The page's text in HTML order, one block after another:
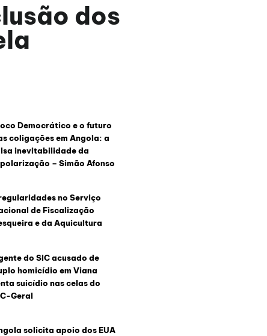
dos
Democrático e o futuro
coligações em Angola: a
inevitabilidade da
– Simão Afonso
no Serviço
de Fiscalização
e da Aquicultura
do SIC acusado de
homicídio em Viana
suicídio nas celas do
Geral
solicita apoio dos EUA